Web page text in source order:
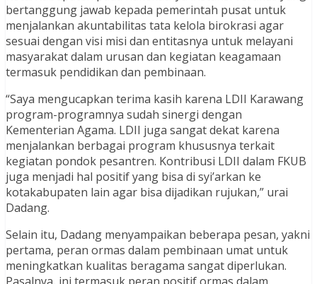
bertanggung jawab kepada pemerintah pusat untuk
menjalankan akuntabilitas tata kelola birokrasi agar
sesuai dengan visi misi dan entitasnya untuk melayani
masyarakat dalam urusan dan kegiatan keagamaan
termasuk pendidikan dan pembinaan.
“Saya mengucapkan terima kasih karena LDII Karawang
program-programnya sudah sinergi dengan
Kementerian Agama. LDII juga sangat dekat karena
menjalankan berbagai program khususnya terkait
kegiatan pondok pesantren. Kontribusi LDII dalam FKUB
juga menjadi hal positif yang bisa di syi’arkan ke
kotakabupaten lain agar bisa dijadikan rujukan,” urai
Dadang.
Selain itu, Dadang menyampaikan beberapa pesan, yakni
pertama, peran ormas dalam pembinaan umat untuk
meningkatkan kualitas beragama sangat diperlukan.